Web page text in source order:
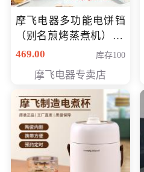
摩飞电器多功能电饼铛
（别名煎烤蒸煮机） 型
号MF-8888B 会员专享
469.00 库存100
摩飞电器专卖店